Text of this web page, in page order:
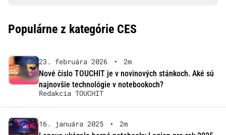
Populárne z kategórie CES
23. februára 2026 •
2m
Nové číslo TOUCHIT je v novinových stánkoch. Aké sú
najnovšie technológie v notebookoch?
Redakcia TOUCHIT
16. januára 2025 •
2m